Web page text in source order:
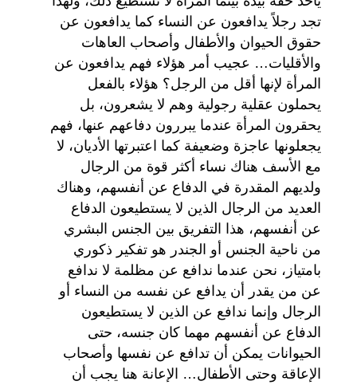
تجد رجلاً يدافعون عن النساء كما يدافعون عن
حقوق الحيوان والأطفال وأصحاب العاهات
والأقليات… عجيب أمر هؤلاء فهم يدافعون عن
المرأة لإنها أقل من الرجل؟ هؤلاء بالفعل
يحملون عقلية رجولية وهم لا يشعرون، بل
يحقرون المرأة عندما يبررون دفاعهم عنها، فهم
يجعلونها عاجزة وضعيفة كما اعتبرتها الأديان، لا
مع الأسف هناك نساء أكثر قوة من الرجال
ولديهم المقدرة في الدفاع عن أنفسهم، وهناك
العديد من الرجال الذين لا يستطيعون الدفاع
عن أنفسهم، هذا التفريق بين الجنس البشري
من ناحية الجنس أو الجندر هو تفكير ذكوري
بامتياز، نحن عندما ندافع عن مظلمة لا ندافع
عن من يقدر أن يدافع عن نفسه من النساء أو
الرجال وإنما ندافع عن الذين لا يستطيعون
الدفاع عن أنفسهم مهما كان جنسه، حتى
الحيوانات يمكن أن تدافع عن نفسها وأصحاب
الإعاقة وحتى الأطفال… الإعانة هنا يجب أن